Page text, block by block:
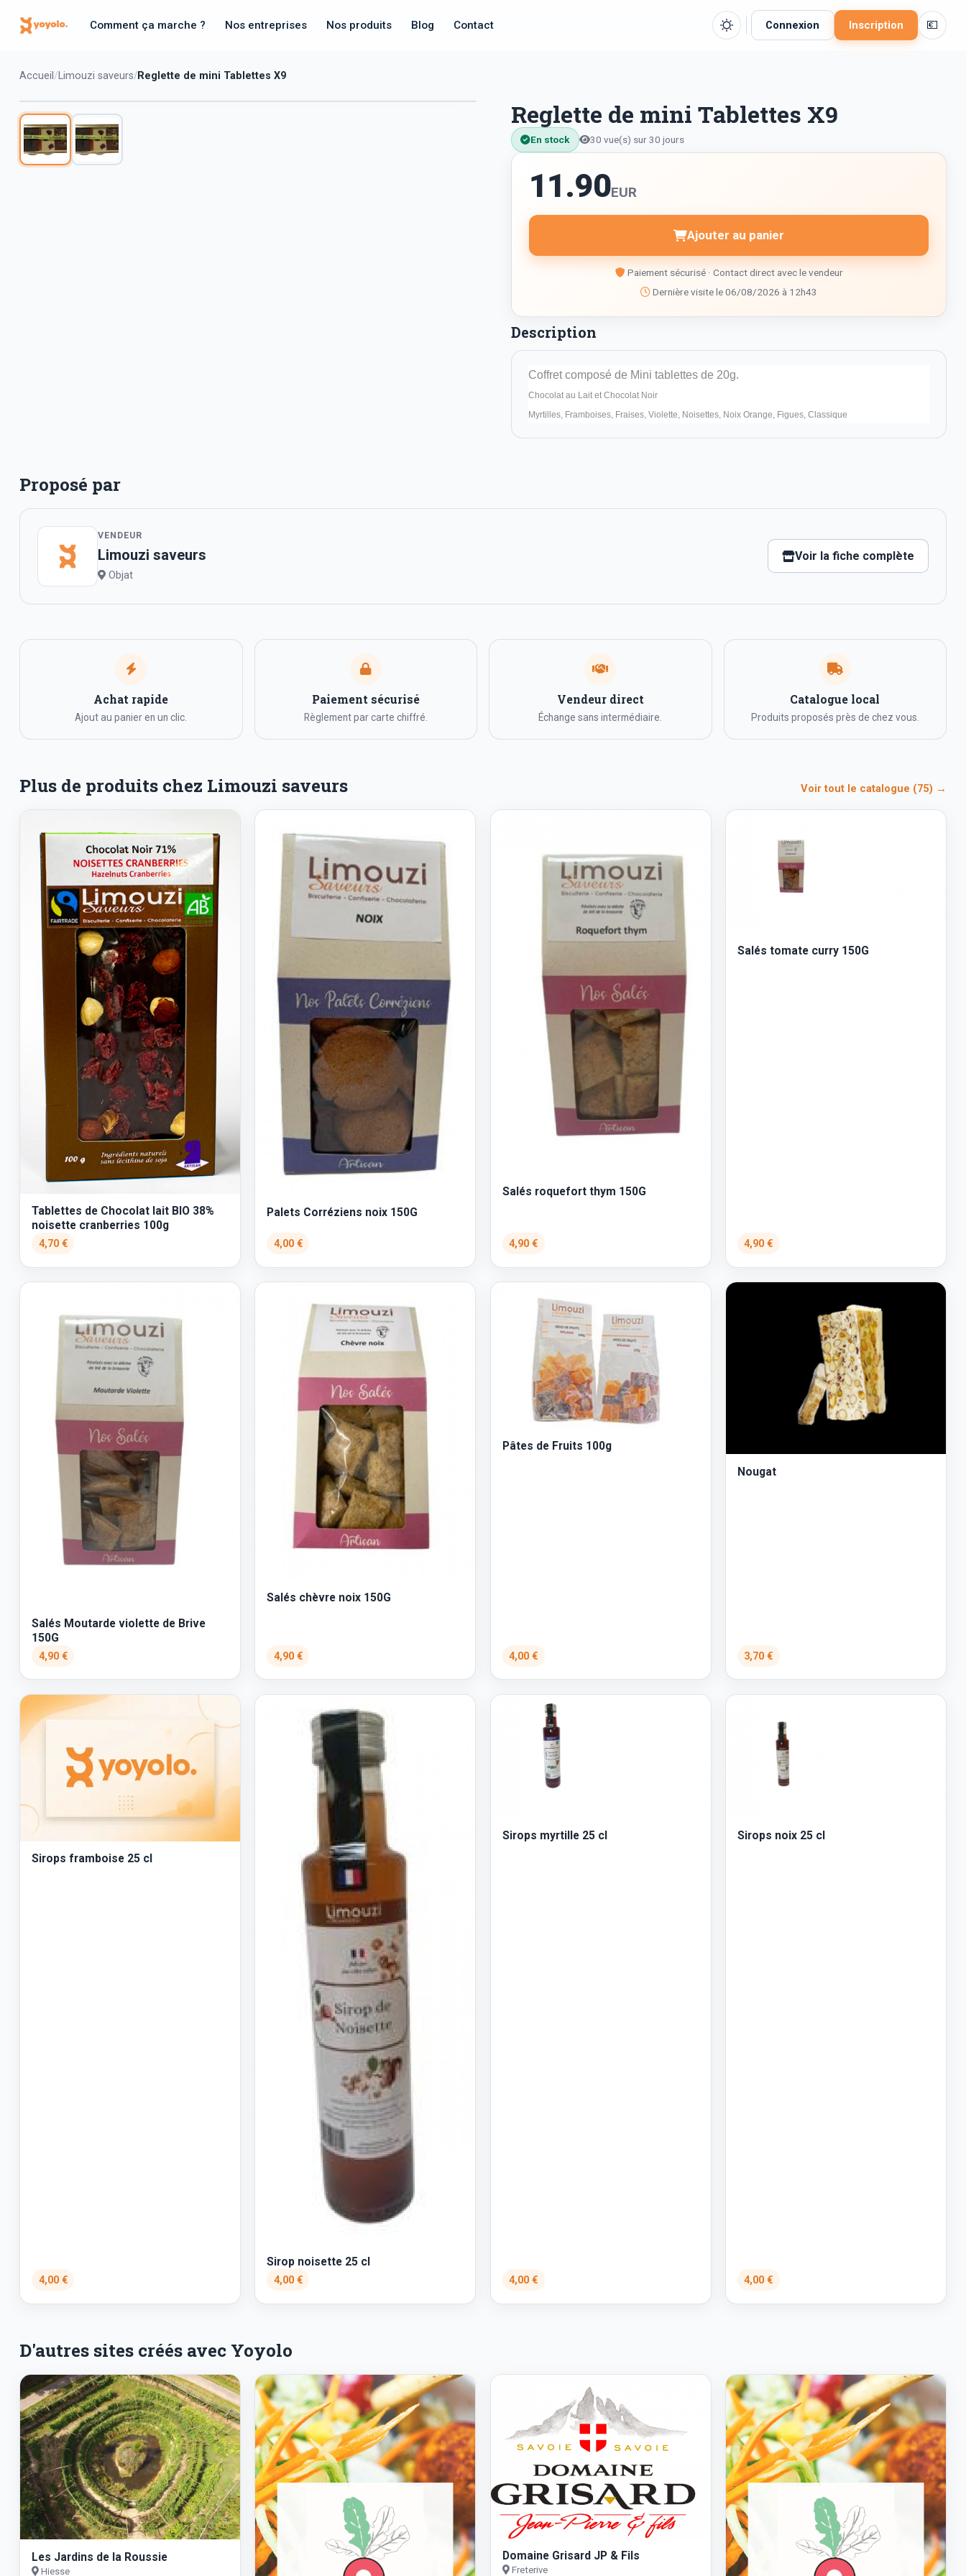
Comment ça marche ? Nos entreprises Nos produits Blog Contact Connexion Inscription 💶
Accueil Limouzi saveurs Reglette de mini Tablettes X9
Reglette de mini Tablettes X9
En stock 30 vue(s) sur 30 jours
11.90EUR
Ajouter au panier
Paiement sécurisé · Contact direct avec le vendeur
Dernière visite le 06/08/2026 à 12h43
Description
Coffret composé de Mini tablettes de 20g.
Chocolat au Lait et Chocolat Noir
Myrtilles, Framboises, Fraises, Violette, Noisettes, Noix Orange, Figues, Classique
Proposé par
VENDEUR
Limouzi saveurs
Objat
Voir la fiche complète
Achat rapide
Ajout au panier en un clic.
Paiement sécurisé
Règlement par carte chiffré.
Vendeur direct
Échange sans intermédiaire.
Catalogue local
Produits proposés près de chez vous.
Plus de produits chez Limouzi saveurs Voir tout le catalogue (75) →
Tablettes de Chocolat lait BIO 38%
noisette cranberries 100g
4,70 €
Palets Corréziens noix 150G
4,00 €
Salés roquefort thym 150G
4,90 €
Salés tomate curry 150G
4,90 €
Salés Moutarde violette de Brive
150G
4,90 €
Salés chèvre noix 150G
4,90 €
Pâtes de Fruits 100g
4,00 €
Nougat
3,70 €
Sirops framboise 25 cl
4,00 €
Sirop noisette 25 cl
4,00 €
Sirops myrtille 25 cl
4,00 €
Sirops noix 25 cl
4,00 €
D'autres sites créés avec Yoyolo
Les Jardins de la Roussie
Hiesse
Domaine Grisard JP & Fils
Freterive